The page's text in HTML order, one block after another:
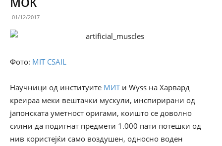
01/12/2017
Фото: MIT CSAIL
Научници од институите МИТи Wyss на Харвард
креираа меки вештачки мускули, инспирирани од
јапонската уметност оригами, коишто се доволно
силни да подигнат предмети 1.000 пати потешки од
нив користејќи само воздушен, односно воден